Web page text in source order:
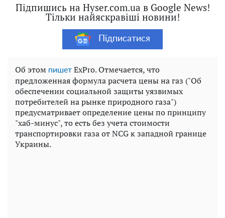
Підпишись на Hyser.com.ua в Google News!
Тільки найяскравіші новини!
Підписатися
Об этом пишет ExPro. Отмечается, что
предложенная формула расчета цены на газ ("Об
обеспечении социальной защиты уязвимых
потребителей на рынке природного газа")
предусматривает определение цены по принципу
"хаб-минус", то есть без учета стоимости
транспортировки газа от NCG к западной границе
Украины.